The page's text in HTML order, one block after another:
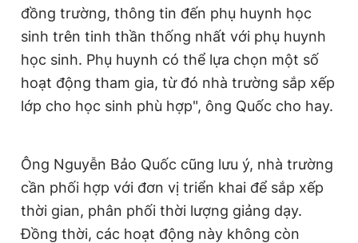
đồng trường, thông tin đến phụ huynh học
sinh trên tinh thần thống nhất với phụ huynh
học sinh. Phụ huynh có thể lựa chọn một số
hoạt động tham gia, từ đó nhà trường sắp xếp
lớp cho học sinh phù hợp", ông Quốc cho hay.
Ông Nguyễn Bảo Quốc cũng lưu ý, nhà trường
cần phối hợp với đơn vị triển khai để sắp xếp
thời gian, phân phối thời lượng giảng dạy.
Đồng thời, các hoạt động này không còn